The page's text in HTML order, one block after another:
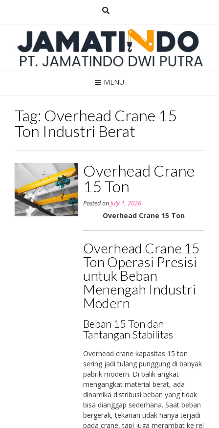
MENU
Tag: Overhead Crane 15
Ton Industri Berat
Overhead Crane
15 Ton
Posted onJuly 1, 2026
Overhead Crane 15 Ton
Overhead Crane 15
Ton Operasi Presisi
untuk Beban
Menengah Industri
Modern
Beban 15 Ton dan
Tantangan Stabilitas
Overhead crane kapasitas 15 ton
sering jadi tulang punggung di banyak
pabrik modern. Di balik angkat-
mengangkat material berat, ada
dinamika distribusi beban yang tidak
bisa dianggap sederhana. Saat beban
bergerak, tekanan tidak hanya terjadi
pada crane, tapi juga merambat ke rel